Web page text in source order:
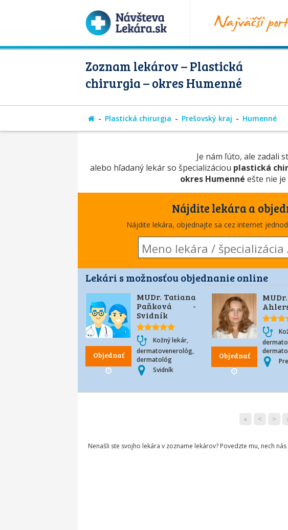
Zoznam lekárov – Plastická
chirurgia – okres Humenné
Plastická chirurgia Prešovský kraj Humenné
Je nám ľúto, ale zadali
alebo hľadaný lekár so špecializáciou plastická
okres Humenné ešte nie je
Nájdite lekára a
Nájdite lekára, objednajte sa cez internet
Lekári s možnosťou objednanie online
Objednať
MUDr. Tatiana
Paňková -
Svidník
Kožný lekár,
dermatovenerológ,
dermatológ
Svidník
Objednať
« < >
Nenašli ste svojho lekára v zozname lekárov? Povedzte mu, nech